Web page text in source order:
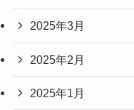
2025年3月
2025年2月
2025年1月